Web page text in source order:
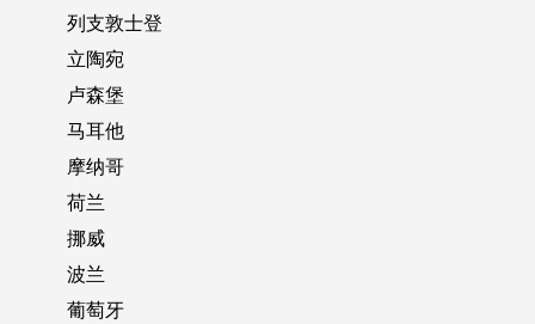
列支敦士登
立陶宛
卢森堡
马耳他
摩纳哥
荷兰
挪威
波兰
葡萄牙